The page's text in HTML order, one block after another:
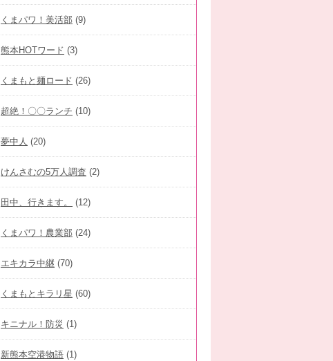
くまパワ！美活部 (9)
熊本HOTワード (3)
くまもと麺ロード (26)
超絶！〇〇ランチ (10)
夢中人 (20)
けんさむの5万人調査 (2)
田中、行きます。 (12)
くまパワ！農業部 (24)
エキカラ中継 (70)
くまもとキラリ星 (60)
キニナル！防災 (1)
新熊本空港物語 (1)